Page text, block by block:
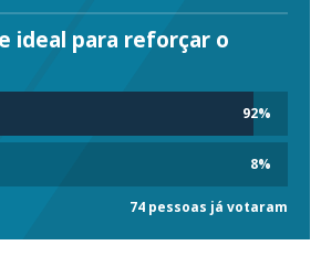
ideal para reforçar o
92%
8%
74 pessoas já votaram